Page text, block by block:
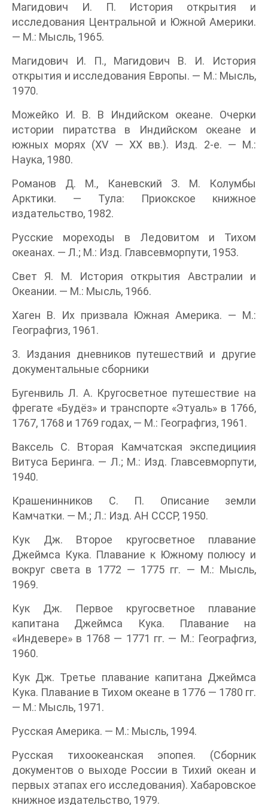
Магидович И. П. История открытия и
исследования Центральной и Южной Америки.
— М.: Мысль, 1965.
Магидович И. П., Магидович В. И. История
открытия и исследования Европы. — М.: Мысль,
1970.
Можейко И. В. В Индийском океане. Очерки
истории пиратства в Индийском океане и
южных морях (XV — XX вв.). Изд. 2-е. — М.:
Наука, 1980.
Романов Д. М., Каневский З. М. Колумбы
Арктики. — Тула: Приокское книжное
издательство, 1982.
Русские мореходы в Ледовитом и Тихом
океанах. — Л.; М.: Изд. Главсевморпути, 1953.
Свет Я. М. История открытия Австралии и
Океании. — М.: Мысль, 1966.
Хаген В. Их призвала Южная Америка. — М.:
Географгиз, 1961.
3. Издания дневников путешествий и другие
документальные сборники
Бугенвиль Л. А. Кругосветное путешествие на
фрегате «Будёз» и транспорте «Этуаль» в 1766,
1767, 1768 и 1769 годах, — М.: Географгиз, 1961.
Ваксель С. Вторая Камчатская экспедициия
Витуса Беринга. — Л.; М.: Изд. Главсевморпути,
1940.
Крашенинников С. П. Описание земли
Камчатки. — М.; Л.: Изд. АН СССР, 1950.
Кук Дж. Второе кругосветное плавание
Джеймса Кука. Плавание к Южному полюсу и
вокруг света в 1772 — 1775 гг. — М.: Мысль,
1969.
Кук Дж. Первое кругосветное плавание
капитана Джеймса Кука. Плавание на
«Индевере» в 1768 — 1771 гг. — М.: Географгиз,
1960.
Кук Дж. Третье плавание капитана Джеймса
Кука. Плавание в Тихом океане в 1776 — 1780 гг.
— М.: Мысль, 1971.
Русская Америка. — М.: Мысль, 1994.
Русская тихоокеанская эпопея. (Сборник
документов о выходе России в Тихий океан и
первых этапах его исследования). Хабаровское
книжное издательство, 1979.